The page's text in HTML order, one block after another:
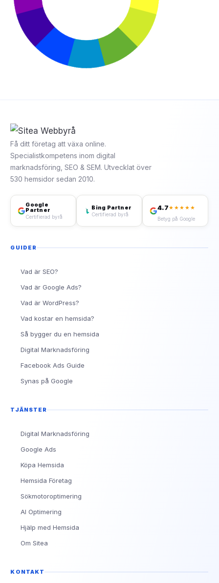
Få ditt företag att växa online.
Specialistkompetens inom digital
marknadsföring, SEO & SEM. Utvecklat över
530 hemsidor sedan 2010.
Google
Partner
Certifierad byrå
Bing Partner
Certifierad byrå
4.7★★★★★
Betyg på Google
GUIDER
Vad är SEO?
Vad är Google Ads?
Vad är WordPress?
Vad kostar en hemsida?
Så bygger du en hemsida
Digital Marknadsföring
Facebook Ads Guide
Synas på Google
TJÄNSTER
Digital Marknadsföring
Google Ads
Köpa Hemsida
Hemsida Företag
Sökmotoroptimering
AI Optimering
Hjälp med Hemsida
Om Sitea
KONTAKT